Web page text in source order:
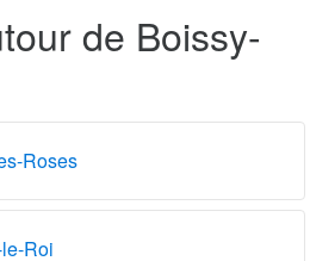
de Boissy-
Roses
Roi